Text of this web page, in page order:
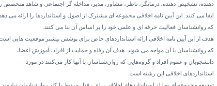
تشخیص دهنده، درمانگر، ناظر، مشاور، مدیر، مداخله گر اجتماعی و شاهد متخصص را
می کنند. این آیین نامه اخلاقی مجموعه ای مشترک از اصول و استانداردها را ارائه می دهد
روانشناسان فعالیت حرفه ای و علمی خود را بر اساس آن بنا می کنند.
از این آیین نامه اخلاقی ارائه استانداردهای خاص برای پوشش بیشتر موقعیت هایی است
روانشناسان با آن مواجه می شوند. هدف آن رفاه و حمایت از افراد، آموزش اعضا،
و عموم افراد و گروه‌هایی که روان‌شناسان با آنها کار می‌کنند در مورد
اخلاقی این رشته است.